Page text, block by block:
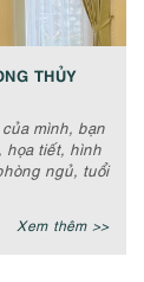
THỦY
mình, bạn
họa tiết, hình
ngủ, tuổi
Xem thêm >>